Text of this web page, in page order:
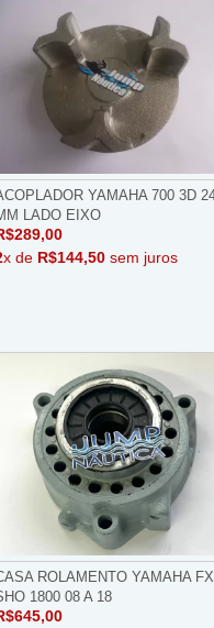
YAMAHA 700 3D
LADO EIXO
x de R$144,50 sem juros
ROLAMENTO YAMAHA
1800 08 A 18